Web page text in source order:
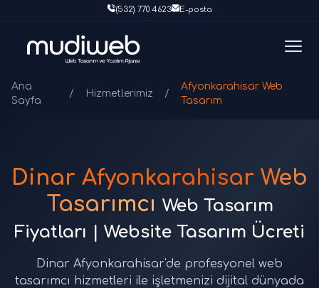
(532) 770 4623 E-posta
Ana
Sayfa
/ Hizmetlerimiz /
Afyonkarahisar Web
Tasarım
Dinar Afyonkarahisar Web
Tasarımcı Web Tasarım
Fiyatları | Website Tasarım Ücreti
Dinar Afyonkarahisar'de profesyonel web
tasarımcı hizmetleri ile işletmenizi dijital dünyada